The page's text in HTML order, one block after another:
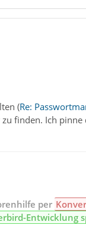
(Re:
finden. Ich
per
Entwicklung